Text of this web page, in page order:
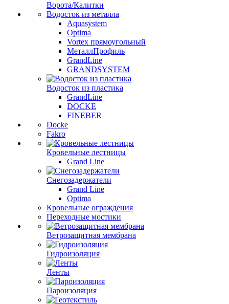
Ворота/Калитки
Водосток из металла
Aquasystem
Optima
Vortex прямоугольный
МеталлПрофиль
GrandLine
GRANDSYSTEM
Водосток из пластика
GrandLine
DOCKE
FINEBER
Docke
Fakro
Кровельные лестницы
Grand Line
Снегозадержатели
Grand Line
Optima
Кровельные ограждения
Переходные мостики
Ветрозащитная мембрана
Гидроизоляция
Ленты
Пароизоляция